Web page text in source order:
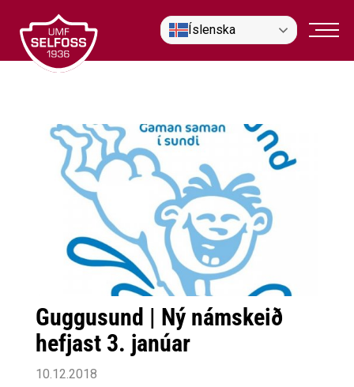
efni
Íslenska
Guggusund | Ný námskeið
hefjast 3. janúar
10.12.2018